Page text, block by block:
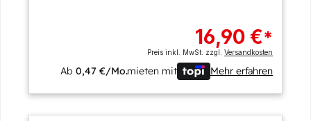
16,90 €*
Preis inkl. MwSt. zzgl.Versandkosten
Ab0,47 €/Mo.mieten mit Mehr erfahren